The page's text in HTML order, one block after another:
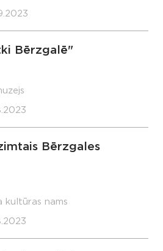
Bērzgalē"
Bērzgales
kultūras nams